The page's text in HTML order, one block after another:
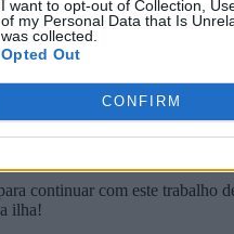
I want to opt-out of Collection,
of my Personal Data that Is
was collected.
Opted Out
CONFIRM